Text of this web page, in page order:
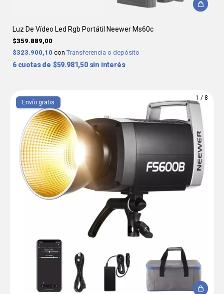
Luz De Vídeo Led Rgb Portátil Neewer Ms60c
$359.889,00
$323.900,10 con Transferencia o depósito
6 $59.981,50 sin interés
1 / 8
Envío gratis